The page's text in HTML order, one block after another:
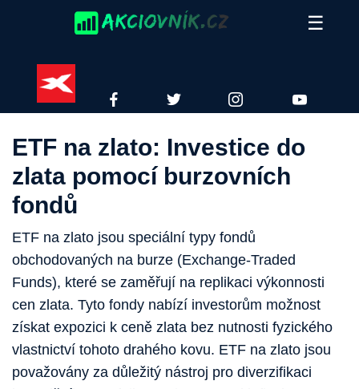
☰
ETF na zlato: Investice do
zlata pomocí burzovních
fondů
ETF na zlato jsou speciální typy fondů
obchodovaných na burze (Exchange-Traded
Funds), které se zaměřují na replikaci výkonnosti
cen zlata. Tyto fondy nabízí investorům možnost
získat expozici k ceně zlata bez nutnosti fyzického
vlastnictví tohoto drahého kovu. ETF na zlato jsou
považovány za důležitý nástroj pro diverzifikaci